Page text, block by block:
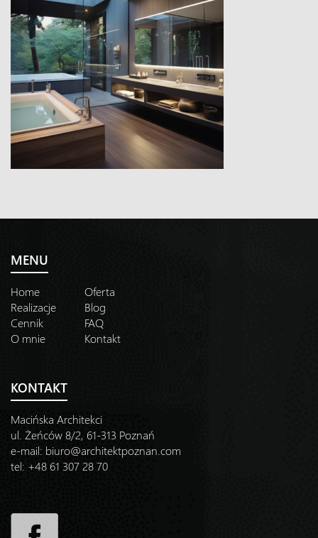
MENU
Home
Oferta
Realizacje
Blog
Cennik
FAQ
O mnie
Kontakt
KONTAKT
Macińska Architekci
ul. Żeńców 8/2, 61-313 Poznań
e-mail: biuro@architektpoznan.com
tel: +48 61 307 28 70